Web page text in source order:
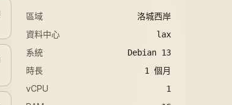
區域
洛城西岸
資料中心
lax
系統 Debian 13
時長 1 個月
vCPU 1